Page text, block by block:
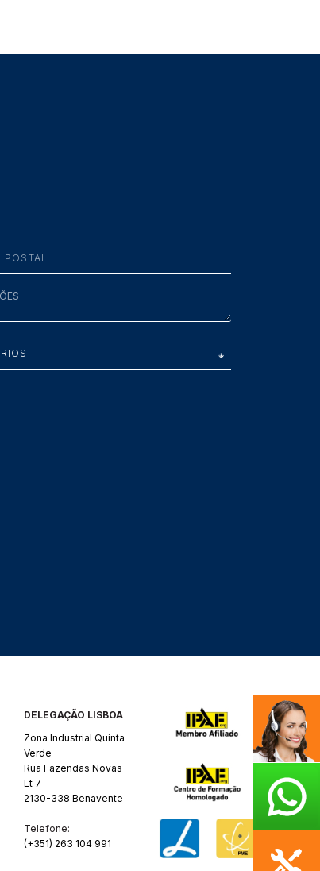
DELEGAÇÃO LISBOA
Zona Industrial Quinta
Verde
Rua Fazendas Novas
Lt 7
2130-338 Benavente
Telefone:
(+351) 263 104 991